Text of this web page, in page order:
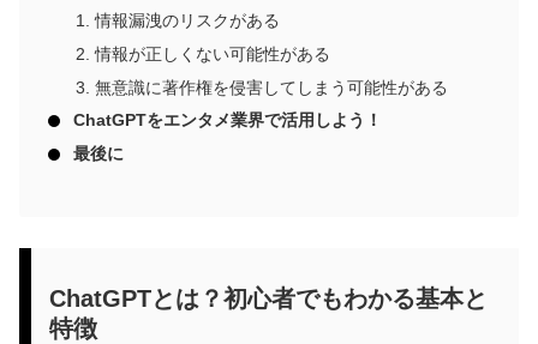
情報漏洩のリスクがある
情報が正しくない可能性がある
無意識に著作権を侵害してしまう可能性がある
ChatGPTをエンタメ業界で活用しよう！
最後に
ChatGPTとは？初心者でもわかる基本と
特徴